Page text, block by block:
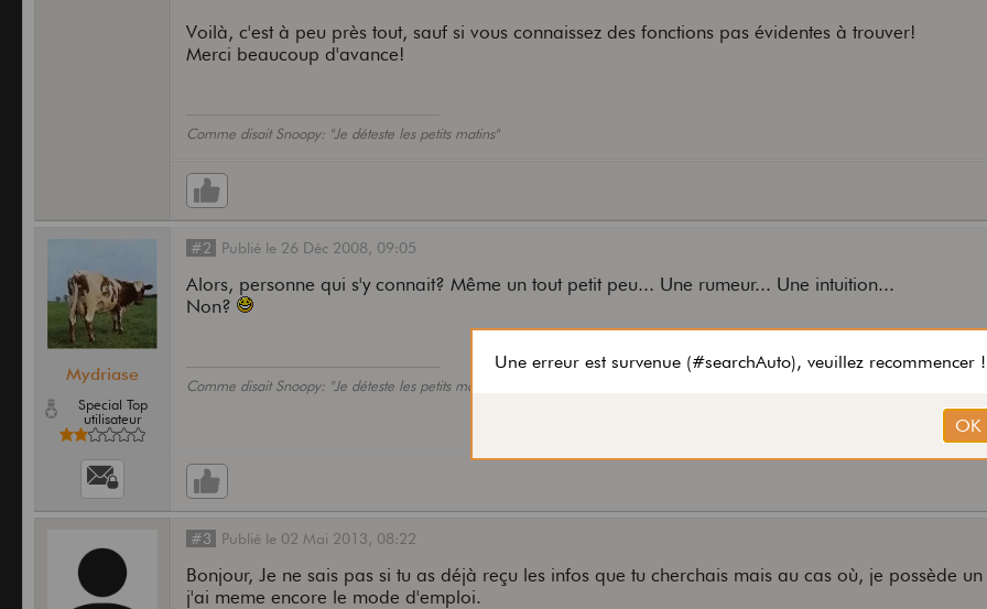
Voilà, c'est à peu près tout, sauf si vous connaissez des fonctions pas évidentes à trouver!
Merci beaucoup d'avance!
Comme disait Snoopy: "Je déteste les petits matins"
Mydriase
Special Top
utilisateur
#2 Publié le 26 Déc 2008, 09:05
Alors, personne qui s'y connait? Même un tout petit peu... Une rumeur... Une intuition...
Non?
Comme disait Snoopy: "Je déteste les petits matins"
#3 Publié le 02 Mai 2013, 08:22
Bonjour, Je ne sais pas si tu as déjà reçu les infos que tu cherchais mais au cas où, je possède un
j'ai meme encore le mode d'emploi.